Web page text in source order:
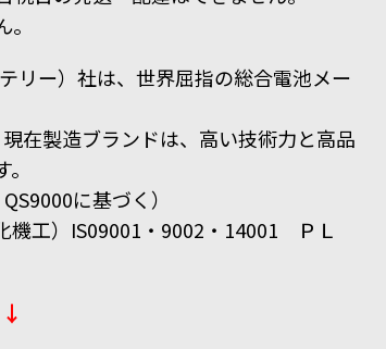
リー）社は、世界屈指の総合電池メー
在製造ブランドは、高い技術力と高品
に基づく）
工）IS09001・9002・14001 ＰＬ